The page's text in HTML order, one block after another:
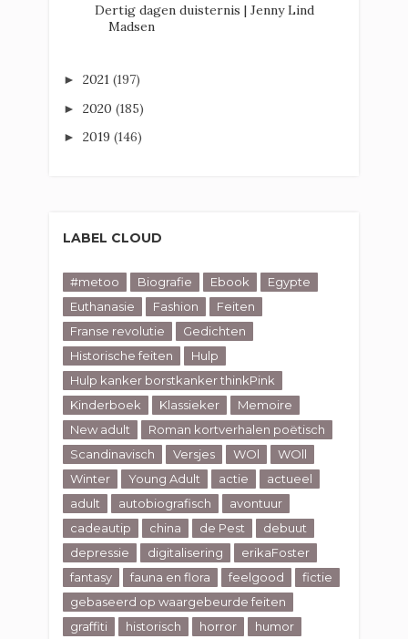
Dertig dagen duisternis | Jenny Lind
Madsen
► 2021 (197)
► 2020 (185)
► 2019 (146)
LABEL CLOUD
#metoo Biografie Ebook
Egypte
Euthanasie
Fashion
Feiten
Franse revolutie
Gedichten
Historische feiten
Hulp
Hulp kanker borstkanker thinkPink
Kinderboek
Klassieker
Memoire
New adult
Roman kortverhalen poëtisch
Scandinavisch
Versjes WOl
WOll
Winter
Young Adult actie
actueel
adult
autobiografisch
avontuur
cadeautip
china de Pest
debuut
depressie
digitalisering
erikaFoster
fantasy
fauna en flora feelgood
fictie
gebaseerd op waargebeurde feiten
graffiti
historisch horror
humor